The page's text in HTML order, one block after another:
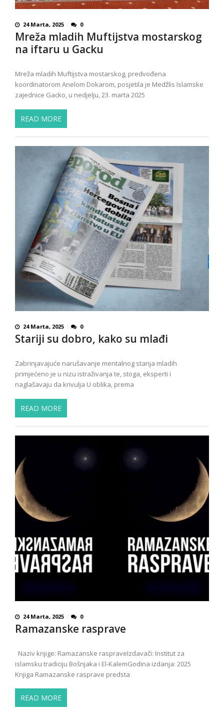
24 Marta, 2025 0
Mreža mladih Muftijstva mostarskog
na iftaru u Gacku
Mreža mladih Muftijstva mostarskog, predvođena
koordinatorom Anelom Dokarom, posjetila je Medžlis Islamske
zajednice Gacko, u nedjelju, 23. marta 2025
READ MORE
24 Marta, 2025 0
Stariji su dobro, kako su mlađi
Zabrinjavajuće narušavanje mentalnog stanja mladih
primjećeno je u nizu istraživanja te, stoga, eksperti i
naglašavaju da krivulja U oblika, prema
READ MORE
24 Marta, 2025 0
Ramazanske rasprave
Naziv knjige: Ramazanske raspraveIzdavači: Institut za
islamsku tradiciju Bošnjaka i El-KalemGodina izdanja: 2025
Knjiga Ramazanske rasprave predsta
READ MORE